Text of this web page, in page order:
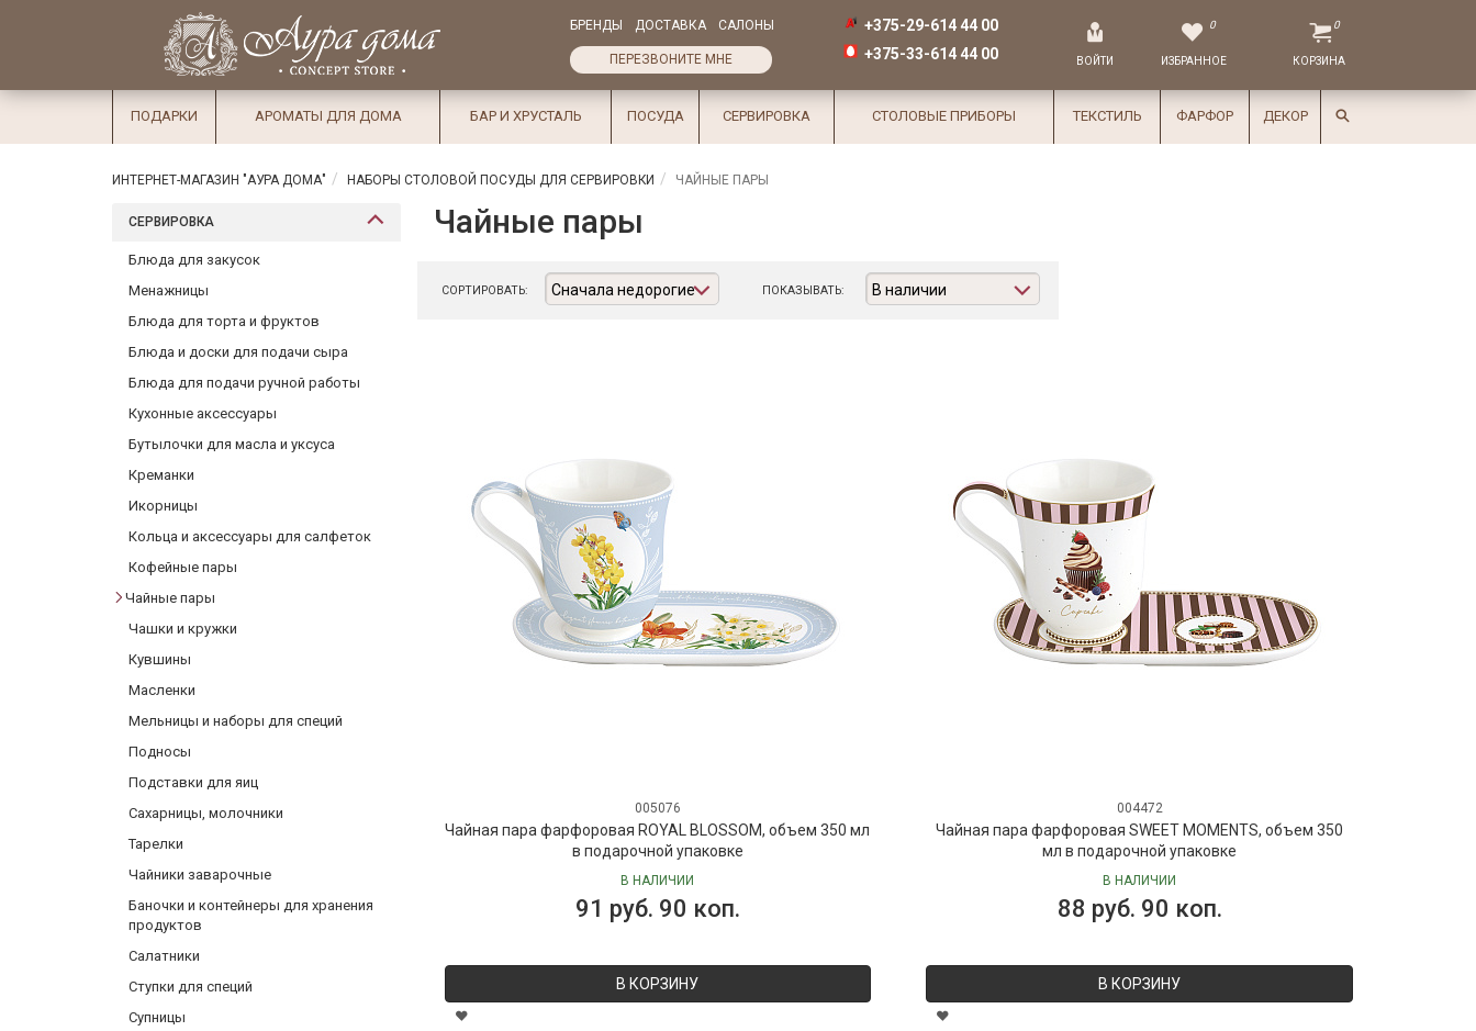
Избранное
×
СалоныДоставка
Оплата
Подарки
Ароматы
для дома
хрусталь
Сервировка
Столовые
приборы
Текстиль
Бренды
БРЕНДЫ ДОСТАВКА САЛОНЫ
ПЕРЕЗВОНИТЕ МНЕ
+375-29-614 44 00
+375-33-614 44 00
ВОЙТИ
0
ИЗБРАННОЕ
0
КОРЗИНА
ПОДАРКИ АРОМАТЫ ДЛЯ ДОМА БАР И ХРУСТАЛЬ ПОСУДА СЕРВИРОВКА СТОЛОВЫЕ ПРИБОРЫ ТЕКСТИЛЬ ФАРФОР ДЕКОР
ИНТЕРНЕТ-МАГАЗИН "АУРА ДОМА" НАБОРЫ СТОЛОВОЙ ПОСУДЫ ДЛЯ СЕРВИРОВКИ ЧАЙНЫЕ ПАРЫ
СЕРВИРОВКА
Блюда для закусок
Менажницы
Блюда для торта и фруктов
Блюда и доски для подачи сыра
Блюда для подачи ручной работы
Кухонные аксессуары
Бутылочки для масла и уксуса
Креманки
Икорницы
Кольца и аксессуары для салфеток
Кофейные пары
Чайные пары
Чашки и кружки
Кувшины
Масленки
Мельницы и наборы для специй
Подносы
Подставки для яиц
Сахарницы, молочники
Тарелки
Чайники заварочные
Баночки и контейнеры для хранения
продуктов
Салатники
Ступки для специй
Супницы
Чайные пары
СОРТИРОВАТЬ: Сначала недорогие ПОКАЗЫВАТЬ: В наличии
005076
Чайная пара фарфоровая ROYAL BLOSSOM, объем 350 мл
в подарочной упаковке
В НАЛИЧИИ
91 руб. 90 коп.
В КОРЗИНУ
004472
Чайная пара фарфоровая SWEET MOMENTS, объем 350
мл в подарочной упаковке
В НАЛИЧИИ
88 руб. 90 коп.
В КОРЗИНУ